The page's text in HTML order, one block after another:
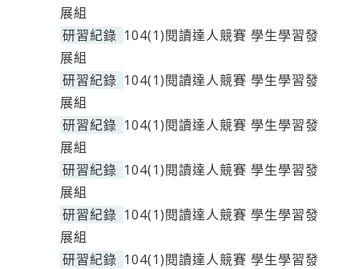
展組
研習紀錄 104(1)閱讀達人競賽 學生學習發
展組
研習紀錄 104(1)閱讀達人競賽 學生學習發
展組
研習紀錄 104(1)閱讀達人競賽 學生學習發
展組
研習紀錄 104(1)閱讀達人競賽 學生學習發
展組
研習紀錄 104(1)閱讀達人競賽 學生學習發
展組
研習紀錄 104(1)閱讀達人競賽 學生學習發